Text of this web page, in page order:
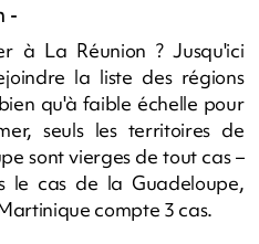
-
à La Réunion ? Jusqu'ici
la liste des régions
qu'à faible échelle pour
seuls les territoires de
sont vierges de tout cas –
le cas de la Guadeloupe,
compte 3 cas.